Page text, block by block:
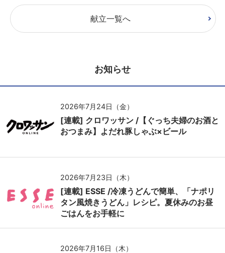
献立一覧へ
お知らせ
2026年7月24日（金）
[連載] クロワッサン /【ぐっち夫婦のお酒と
おつまみ】よだれ豚しゃぶ×ビール
2026年7月23日（木）
[連載] ESSE /冷凍うどんで簡単、「ナポリ
タン風焼きうどん」レシピ。夏休みのお昼
ごはんをお手軽に
2026年7月16日（木）